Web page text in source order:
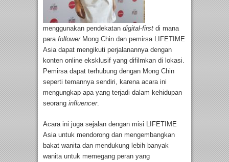
menggunakan pendekatan digital-first di mana
para followerMong Chin dan pemirsa LIFETIME
Asia dapat mengikuti perjalanannya dengan
konten online eksklusif yang difilmkan di lokasi.
Pemirsa dapat terhubung dengan Mong Chin
seperti temannya sendiri, karena acara ini
mengungkap apa yang terjadi dalam kehidupan
seorang influencer.
Acara ini juga sejalan dengan misi LIFETIME
Asia untuk mendorong dan mengembangkan
bakat wanita dan mendukung lebih banyak
wanita untuk memegang peran yang